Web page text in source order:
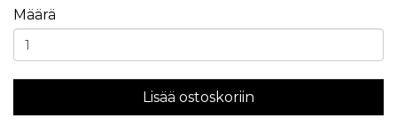
Määrä
Lisää ostoskoriin